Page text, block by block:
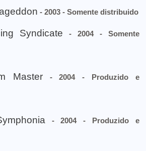
- 2003 - Somente distribuido
Syndicate - 2004 - Somente
Master - 2004 - Produzido e
- 2004 - Produzido e